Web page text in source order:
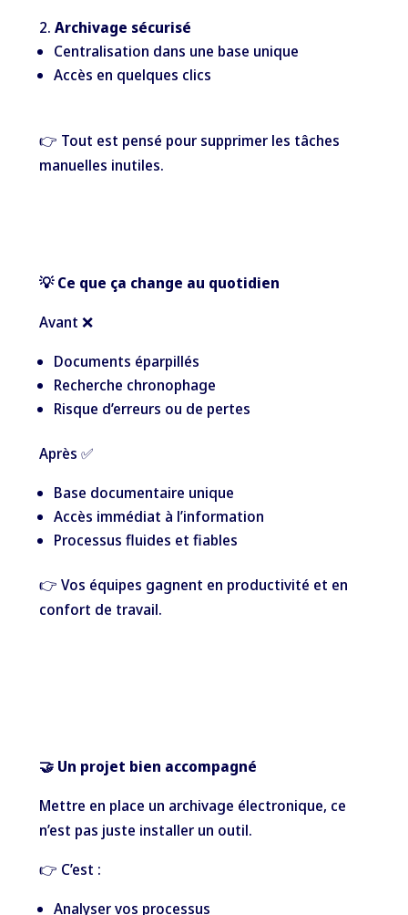
Archivage sécurisé
Centralisation dans une base unique
Accès en quelques clics
👉 Tout est pensé pour supprimer les tâches
manuelles inutiles.
💡 Ce que ça change au quotidien
Avant ❌
Documents éparpillés
Recherche chronophage
Risque d’erreurs ou de pertes
Après ✅
Base documentaire unique
Accès immédiat à l’information
Processus fluides et fiables
👉 Vos équipes gagnent en productivité et en
confort de travail.
🤝 Un projet bien accompagné
Mettre en place un archivage électronique, ce
n’est pas juste installer un outil.
👉 C’est :
Analyser vos processus